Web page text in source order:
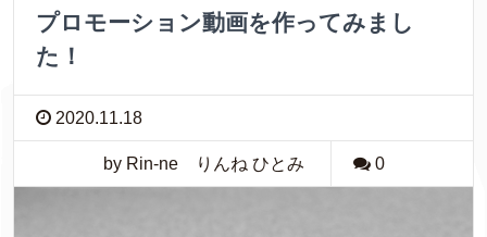
プロモーション動画を作ってみまし
た！
2020.11.18
by Rin-ne りんね ひとみ 0